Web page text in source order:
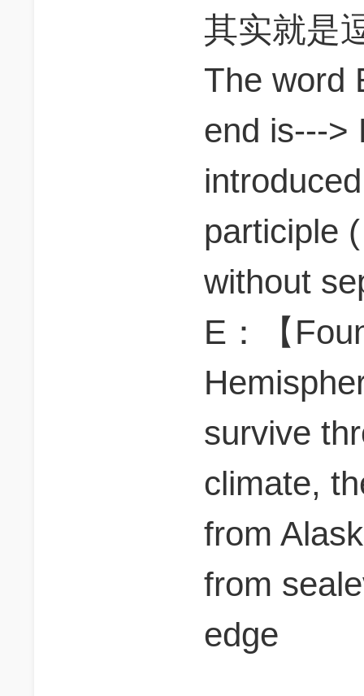
其实就是
The word
end is--->
participle
without
E：【
survive
climate,
from
from
edge